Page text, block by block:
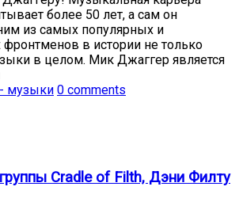
более 50 лет, а сам он
из самых популярных и
фронтменов в истории не только
в целом. Мик Джаггер является
музыки 0 comments
Cradle of Filth, Дэни Филту